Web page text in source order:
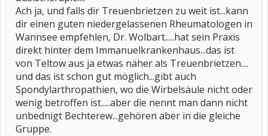
Ach ja, und falls dir Treuenbrietzen zu weit ist...kann
dir einen guten niedergelassenen Rheumatologen in
Wannsee empfehlen, Dr. Wolbart.....hat sein Praxis
direkt hinter dem Immanuelkrankenhaus...das ist
von Teltow aus ja etwas näher als Treuenbrietzen....
und das ist schon gut möglich...gibt auch
Spondylarthropathien, wo die Wirbelsäule nicht oder
wenig betroffen ist.....aber die nennt man dann nicht
unbednigt Bechterew...gehören aber in die gleiche
Gruppe.